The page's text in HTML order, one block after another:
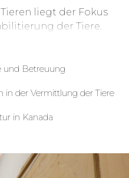
liegt der Fokus
der Tiere.
Vögeln gearbeitet,
den Tieren wird hier
damit die Tiere
gewöhnt werden.
z.B. bei der der
und bei ausgewählten
und Betreuung
in der Vermittlung der Tiere
in Kanada